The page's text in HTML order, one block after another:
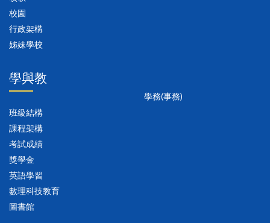
校園
行政架構
姊妹學校
學與教
班級結構
課程架構
考試成績
獎學金
英語學習
數理科技教育
圖書館
學務(事務)